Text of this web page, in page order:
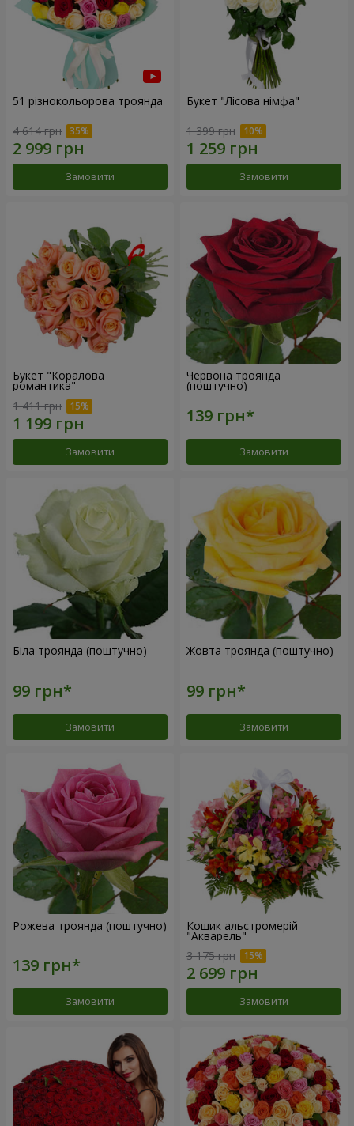
51 різнокольорова троянда
4 614 грн
Замовити
Букет "Лісова німфа"
1 399 грн
Замовити
Букет "Коралова
романтика"
1 411 грн
Замовити
Червона троянда
(поштучно)
Замовити
Біла троянда (поштучно)
Замовити
Жовта троянда (поштучно)
Замовити
Рожева троянда (поштучно)
Замовити
Кошик альстромерій
"Акварель"
3 175 грн
Замовити